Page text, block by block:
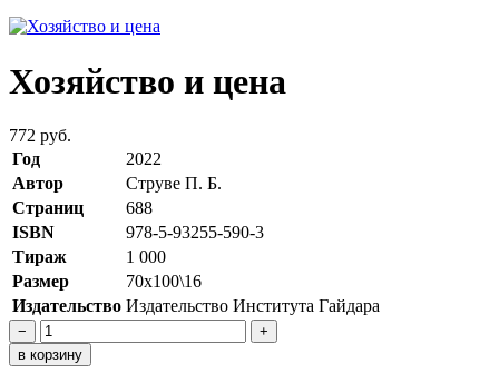
Хозяйство и цена
772 руб.
Год
2022
Автор
Струве П. Б.
Страниц
688
ISBN
978-5-93255-590-3
Тираж
1 000
Размер
70х100\16
Издательство Издательство Института Гайдара
−
+
в корзину